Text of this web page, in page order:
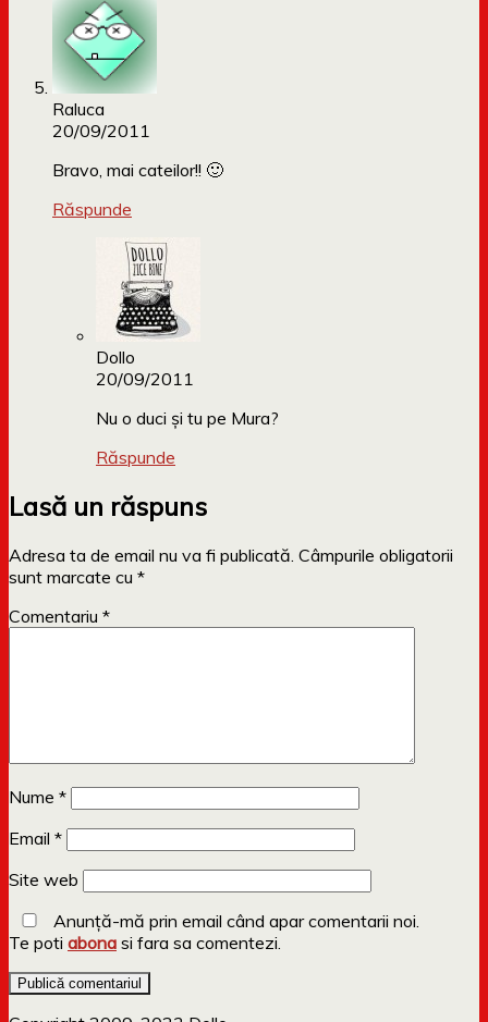
Raluca
20/09/2011
Bravo, mai cateilor!! 🙂
Răspunde
Dollo
20/09/2011
Nu o duci și tu pe Mura?
Răspunde
Lasă un răspuns
Adresa ta de email nu va fi publicată. Câmpurile obligatorii
sunt marcate cu *
Comentariu *
Nume *
Email *
Site web
Anunță-mă prin email când apar comentarii noi.
Te poti abona si fara sa comentezi.